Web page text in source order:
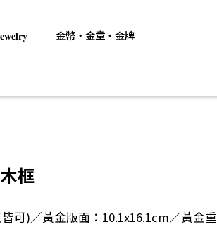
金幣・金章・金牌
框
可)／黃金版面：10.1x16.1cm／黃金重